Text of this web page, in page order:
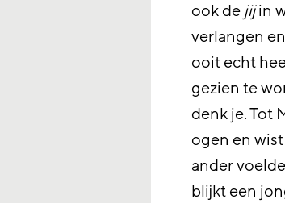
ook dejijin
verlangen
ooit echt
gezien te
denk je. Tot
ogen en
ander
blijkt een